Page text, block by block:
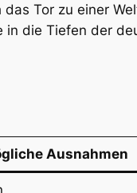
Tor zu einer
die Tiefen der
Ausnahmen